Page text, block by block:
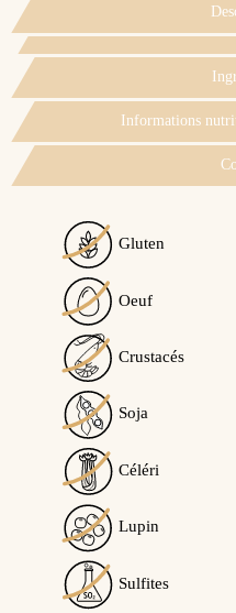
Informations
Gluten
Oeuf
Crustacés
Soja
Céléri
Lupin
Sulfites